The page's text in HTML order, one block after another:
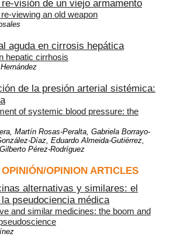
visión de un viejo armamento
viewing an old weapon
aguda en cirrosis hepática
hepatic cirrhosis
de la presión arterial sistémica:
of systemic blood pressure: the
Martín Rosas-Peralta, Gabriela Borrayo-
Díaz, Eduardo Almeida-Gutiérrez,
Pérez-Rodríguez
OPINION ARTICLES
alternativas y similares: el
pseudociencia médica
and similar medicines: the boom and